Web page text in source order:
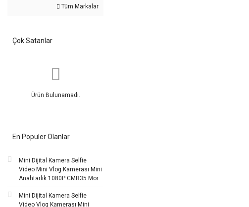
Tüm Markalar
Çok Satanlar
Ürün Bulunamadı.
En Populer Olanlar
Mini Dijital Kamera Selfie
Video Mini Vlog Kamerası Mini
Anahtarlık 1080P CMR35 Mor
Mini Dijital Kamera Selfie
Video Vlog Kamerası Mini